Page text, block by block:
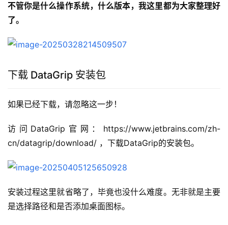
不管你是什么操作系统，什么版本，我这里都为大家整理好
了。
下载 DataGrip 安装包
如果已经下载，请忽略这一步！
访问DataGrip官网：https://www.jetbrains.com/zh-
cn/datagrip/download/ ，下载DataGrip的安装包。
安装过程这里就省略了，毕竟也没什么难度。无非就是主要
是选择路径和是否添加桌面图标。